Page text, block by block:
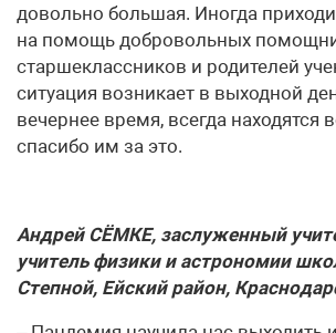
довольно большая. Иногда
на помощь добровольных
старшеклассников и родителей
ситуация возникает в выходной
вечернее время, всегда находятся
спасибо им за это.
Андрей СЁМКЕ, заслуженный
учитель физики и астрономии
Степной, Ейский район,